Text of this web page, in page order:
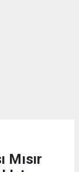
Mısır